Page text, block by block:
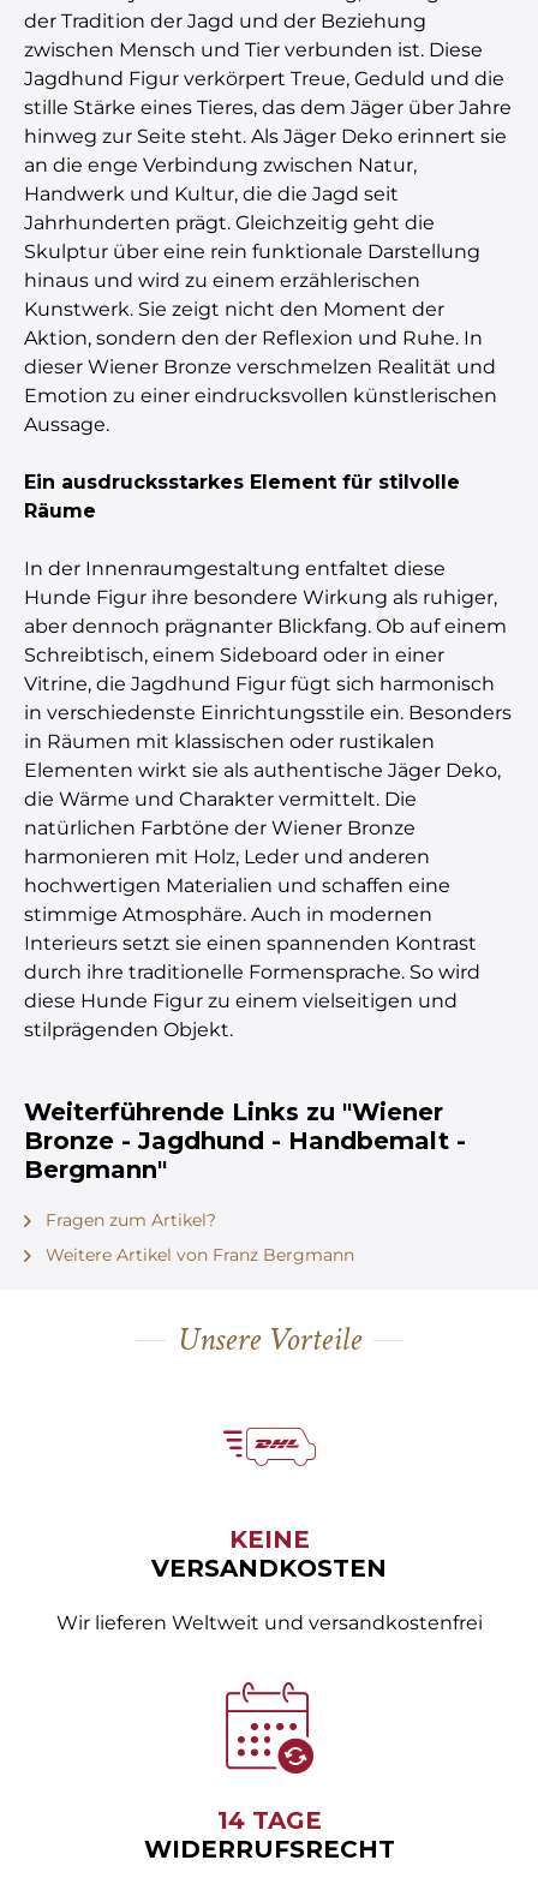
der Tradition der Jagd und der Beziehung
zwischen Mensch und Tier verbunden ist. Diese
Jagdhund Figur verkörpert Treue, Geduld und die
stille Stärke eines Tieres, das dem Jäger über Jahre
hinweg zur Seite steht. Als Jäger Deko erinnert sie
an die enge Verbindung zwischen Natur,
Handwerk und Kultur, die die Jagd seit
Jahrhunderten prägt. Gleichzeitig geht die
Skulptur über eine rein funktionale Darstellung
hinaus und wird zu einem erzählerischen
Kunstwerk. Sie zeigt nicht den Moment der
Aktion, sondern den der Reflexion und Ruhe. In
dieser Wiener Bronze verschmelzen Realität und
Emotion zu einer eindrucksvollen künstlerischen
Aussage.
Ein ausdrucksstarkes Element für stilvolle
Räume
In der Innenraumgestaltung entfaltet diese
Hunde Figur ihre besondere Wirkung als ruhiger,
aber dennoch prägnanter Blickfang. Ob auf einem
Schreibtisch, einem Sideboard oder in einer
Vitrine, die Jagdhund Figur fügt sich harmonisch
in verschiedenste Einrichtungsstile ein. Besonders
in Räumen mit klassischen oder rustikalen
Elementen wirkt sie als authentische Jäger Deko,
die Wärme und Charakter vermittelt. Die
natürlichen Farbtöne der Wiener Bronze
harmonieren mit Holz, Leder und anderen
hochwertigen Materialien und schaffen eine
stimmige Atmosphäre. Auch in modernen
Interieurs setzt sie einen spannenden Kontrast
durch ihre traditionelle Formensprache. So wird
diese Hunde Figur zu einem vielseitigen und
stilprägenden Objekt.
Weiterführende Links zu "Wiener
Bronze - Jagdhund - Handbemalt -
Bergmann"
Fragen zum Artikel?
Weitere Artikel von Franz Bergmann
Unsere Vorteile
KEINE
VERSANDKOSTEN
Wir lieferen Weltweit und versandkostenfrei
14 TAGE
WIDERRUFSRECHT